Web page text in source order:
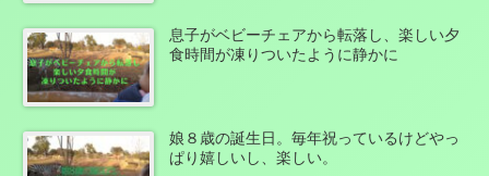
息子がベビーチェアから転落し、楽しい夕
食時間が凍りついたように静かに
娘８歳の誕生日。毎年祝っているけどやっ
ぱり嬉しいし、楽しい。